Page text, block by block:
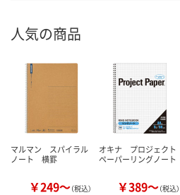
人気の商品
マルマン スパイラル
ノート 横罫
￥249～（税込）
オキナ プロジェクト
ペーパーリングノート
￥389～（税込）